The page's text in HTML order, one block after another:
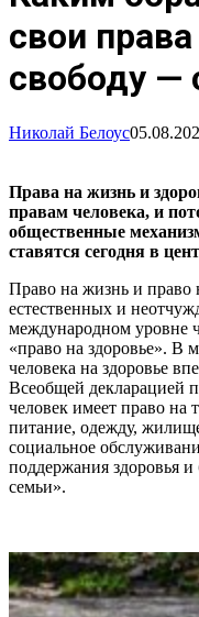
свои
свободу —
Николай Белоус
Права на жизнь и
правам человека, и
общественные
ставятся сегодня в
Право на жизнь и право
естественных и
международном уровне
«право на здоровье». В
человека на здоровье
Всеобщей декларацией
человек имеет право на
питание, одежду,
социальное
поддержания здоровья и
семьи».